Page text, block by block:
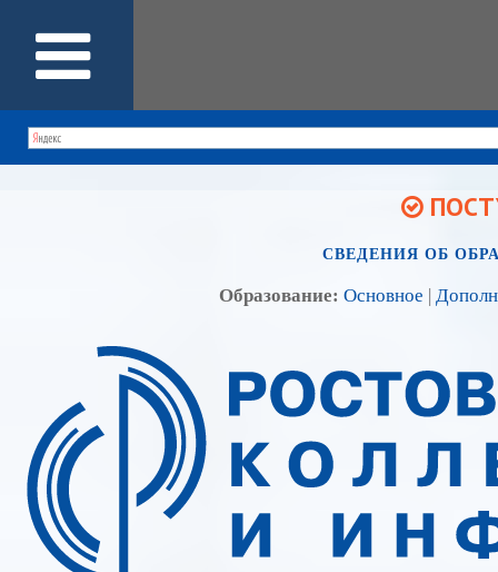
СВЕДЕНИЯ ОБ
Образование: Основное |